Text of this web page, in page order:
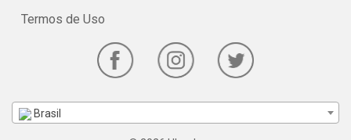
Termos de Uso
Brasil